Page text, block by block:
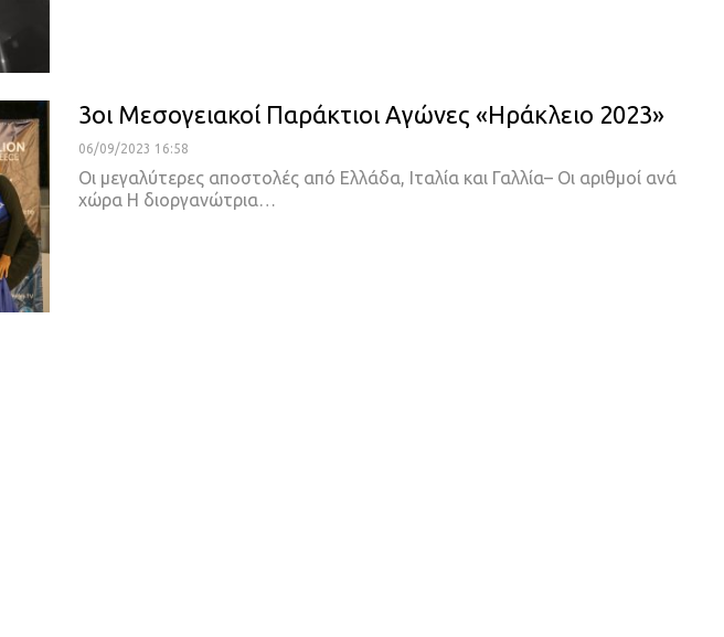
3οι Μεσογειακοί Παράκτιοι Αγώνες «Ηράκλειο 2023»
06/09/2023 16:58
Οι μεγαλύτερες αποστολές από Ελλάδα, Ιταλία και Γαλλία– Οι αριθμοί ανά
χώρα Η διοργανώτρια…